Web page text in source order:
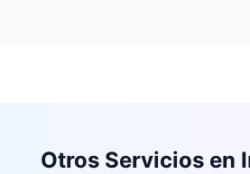
Otros Servicios en